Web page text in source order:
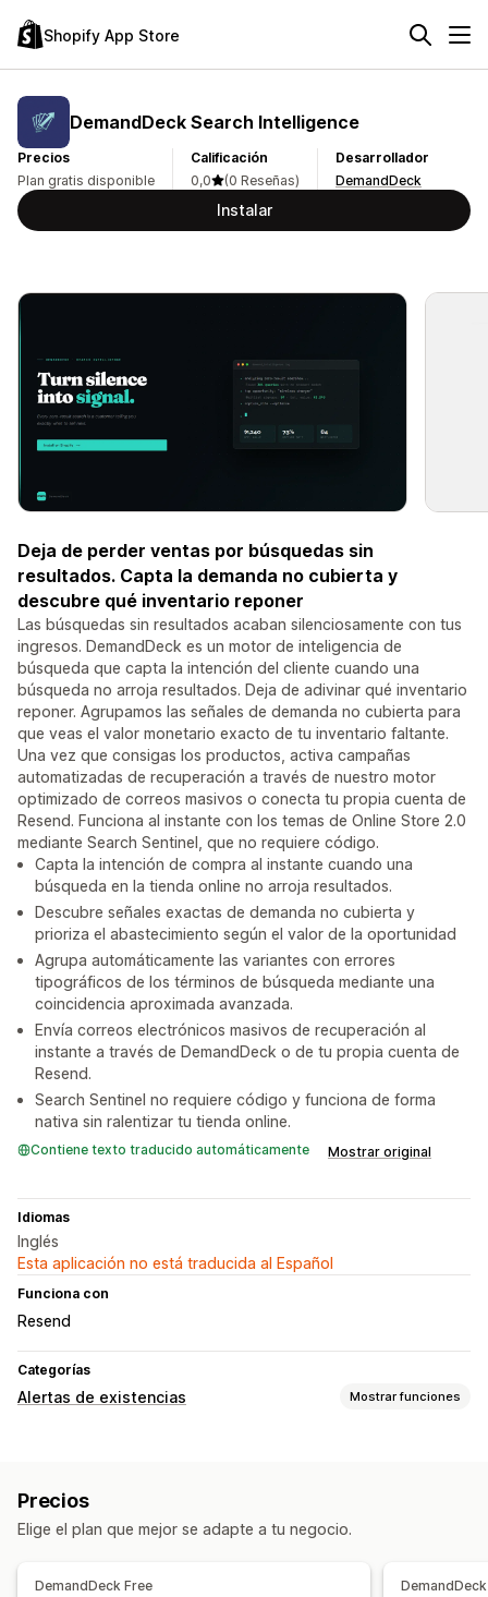
Shopify App Store
DemandDeck Search Intelligence
Precios
Plan gratis disponible
Calificación
0,0
(0 Reseñas)
Desarrollador
DemandDeck
Instalar
Deja de perder ventas por búsquedas sin
resultados. Capta la demanda no cubierta y
descubre qué inventario reponer
Las búsquedas sin resultados acaban silenciosamente con tus
ingresos. DemandDeck es un motor de inteligencia de
búsqueda que capta la intención del cliente cuando una
búsqueda no arroja resultados. Deja de adivinar qué inventario
reponer. Agrupamos las señales de demanda no cubierta para
que veas el valor monetario exacto de tu inventario faltante.
Una vez que consigas los productos, activa campañas
automatizadas de recuperación a través de nuestro motor
optimizado de correos masivos o conecta tu propia cuenta de
Resend. Funciona al instante con los temas de Online Store 2.0
mediante Search Sentinel, que no requiere código.
Capta la intención de compra al instante cuando una
búsqueda en la tienda online no arroja resultados.
Descubre señales exactas de demanda no cubierta y
prioriza el abastecimiento según el valor de la oportunidad
Agrupa automáticamente las variantes con errores
tipográficos de los términos de búsqueda mediante una
coincidencia aproximada avanzada.
Envía correos electrónicos masivos de recuperación al
instante a través de DemandDeck o de tu propia cuenta de
Resend.
Search Sentinel no requiere código y funciona de forma
nativa sin ralentizar tu tienda online.
Contiene texto traducido automáticamente Mostrar original
Idiomas
Inglés
Esta aplicación no está traducida al Español
Funciona con
Resend
Categorías
Alertas de existencias Mostrar funciones
Disponibilidad de existencias
Precios
Elige el plan que mejor se adapte a tu negocio.
DemandDeck Free